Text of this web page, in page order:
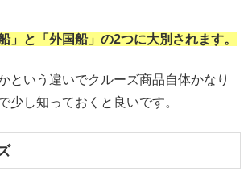
」と「外国船」の2つに大別されます。
という違いでクルーズ商品自体かなり
少し知っておくと良いです。